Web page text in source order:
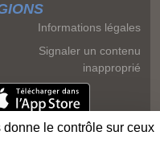
Informations légales
Signaler un contenu
inapproprié
le contrôle sur ceux